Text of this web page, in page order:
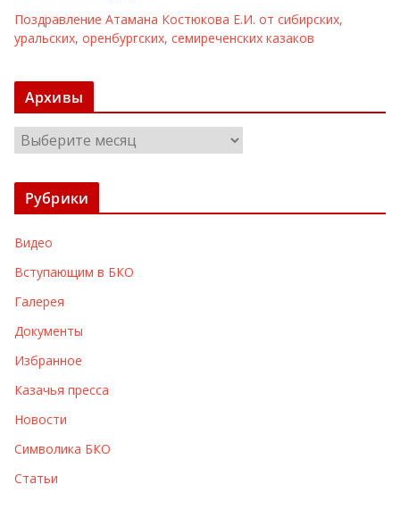
Поздравление Атамана Костюкова Е.И. от сибирских,
уральских, оренбургских, семиреченских казаков
Архивы
х
ы
Рубрики
Видео
Вступающим в БКО
Галерея
Документы
Избранное
Казачья пресса
Новости
Символика БКО
Статьи